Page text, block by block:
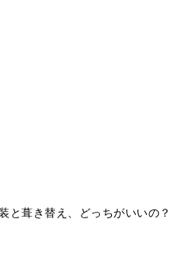
と葺き替え、どっちがいいの？